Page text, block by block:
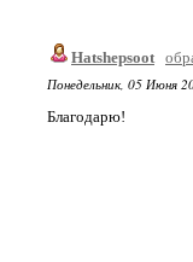
Hatshepsoot
Понедельник, 05 Июня
Благодарю!